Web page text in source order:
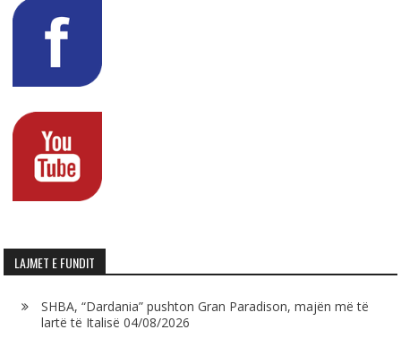
LAJMET E FUNDIT
SHBA, “Dardania” pushton Gran Paradison, majën më të
lartë të Italisë 04/08/2026